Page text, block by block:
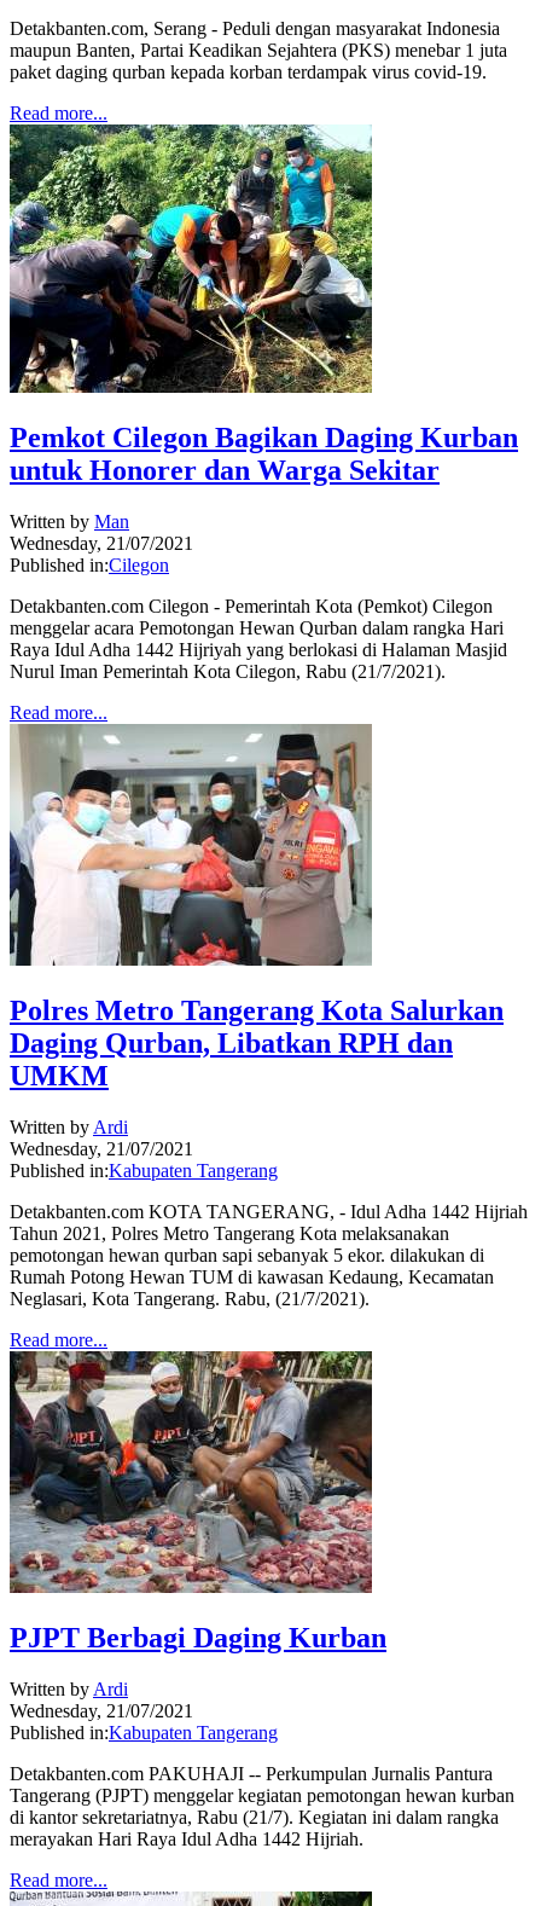
Detakbanten.com, Serang - Peduli dengan masyarakat Indonesia
maupun Banten, Partai Keadikan Sejahtera (PKS) menebar 1 juta
paket daging qurban kepada korban terdampak virus covid-19.
Read more...
Pemkot Cilegon Bagikan Daging Kurban
untuk Honorer dan Warga Sekitar
Written by Man
Wednesday, 21/07/2021
Published in:Cilegon
Detakbanten.com Cilegon - Pemerintah Kota (Pemkot) Cilegon
menggelar acara Pemotongan Hewan Qurban dalam rangka Hari
Raya Idul Adha 1442 Hijriyah yang berlokasi di Halaman Masjid
Nurul Iman Pemerintah Kota Cilegon, Rabu (21/7/2021).
Read more...
Polres Metro Tangerang Kota Salurkan
Daging Qurban, Libatkan RPH dan
UMKM
Written by Ardi
Wednesday, 21/07/2021
Published in:Kabupaten Tangerang
Detakbanten.com KOTA TANGERANG, - Idul Adha 1442 Hijriah
Tahun 2021, Polres Metro Tangerang Kota melaksanakan
pemotongan hewan qurban sapi sebanyak 5 ekor. dilakukan di
Rumah Potong Hewan TUM di kawasan Kedaung, Kecamatan
Neglasari, Kota Tangerang. Rabu, (21/7/2021).
Read more...
PJPT Berbagi Daging Kurban
Written by Ardi
Wednesday, 21/07/2021
Published in:Kabupaten Tangerang
Detakbanten.com PAKUHAJI -- Perkumpulan Jurnalis Pantura
Tangerang (PJPT) menggelar kegiatan pemotongan hewan kurban
di kantor sekretariatnya, Rabu (21/7). Kegiatan ini dalam rangka
merayakan Hari Raya Idul Adha 1442 Hijriah.
Read more...